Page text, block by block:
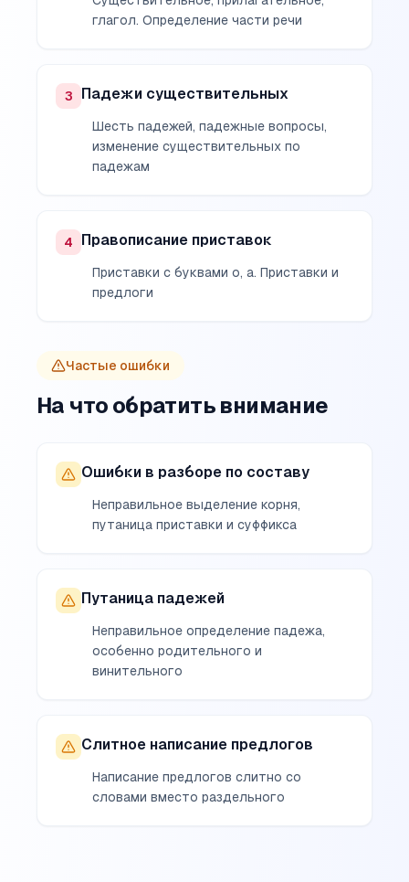
глагол. Определение части речи
3 Падежи существительных
Шесть падежей, падежные вопросы,
изменение существительных по
падежам
4 Правописание приставок
Приставки с буквами о, а. Приставки и
предлоги
Частые ошибки
На что обратить внимание
Ошибки в разборе по составу
Неправильное выделение корня,
путаница приставки и суффикса
Путаница падежей
Неправильное определение падежа,
особенно родительного и
винительного
Слитное написание предлогов
Написание предлогов слитно со
словами вместо раздельного